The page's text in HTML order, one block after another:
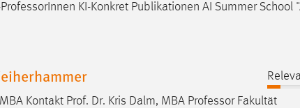
ProfessorInnen KI-Konkret Publikationen AI Summer School
Kontakt Prof. Dr. Kris Dalm, MBA ProfessorFakultät